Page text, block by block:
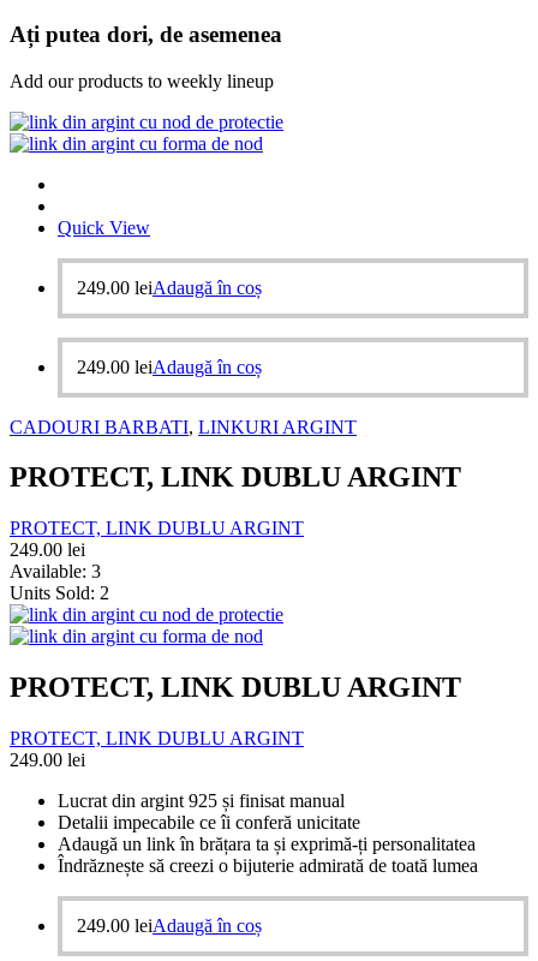
Ați putea dori, de asemenea
Add our products to weekly lineup
Quick View
249.00 leiAdaugă în coș
249.00 leiAdaugă în coș
CADOURI BARBATI, LINKURI ARGINT
PROTECT, LINK DUBLU ARGINT
PROTECT, LINK DUBLU ARGINT
249.00 lei
Available: 3
Units Sold: 2
PROTECT, LINK DUBLU ARGINT
PROTECT, LINK DUBLU ARGINT
249.00 lei
Lucrat din argint 925 și finisat manual
Detalii impecabile ce îi conferă unicitate
Adaugă un link în brățara ta și exprimă-ți personalitatea
Îndrăznește să creezi o bijuterie admirată de toată lumea
249.00 leiAdaugă în coș